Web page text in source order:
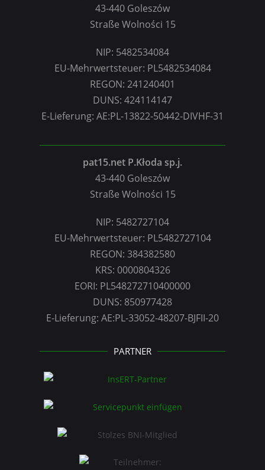
43-440 Goleszów
Straße Wolności 15
NIP: 5482534084
EU-Mehrwertsteuer: PL5482534084
REGON: 241240401
DUNS: 424114147
E-Lieferung: AE:PL-13822-50442-DIVHF-31
pat15.net P.Kłoda sp.j.
43-440 Goleszów
Straße Wolności 15
NIP: 5482727104
EU-Mehrwertsteuer: PL5482727104
REGON: 384382580
KRS: 0000804326
EORI: PL548272710400000
DUNS: 850977428
E-Lieferung: AE:PL-33052-48207-BJFII-20
PARTNER